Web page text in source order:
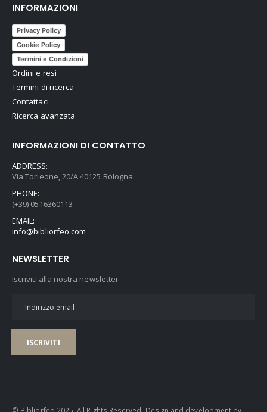
INFORMAZIONI
Privacy Policy
Cookie Policy
Termini e Condizioni
Ordini e resi
Termini di ricerca
Contattaci
Ricerca avanzata
INFORMAZIONI DI CONTATTO
ADDRESS:
Via Torleone, 20/A 40125 Bologna
PHONE:
(+39) 0516360113
EMAIL:
info@bibliorfeo.com
NEWSLETTER
Iscriviti alla nostra newsletter
ISCRIVITI